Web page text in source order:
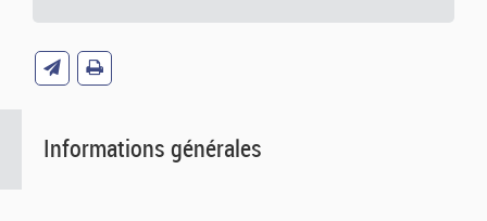
Informations générales